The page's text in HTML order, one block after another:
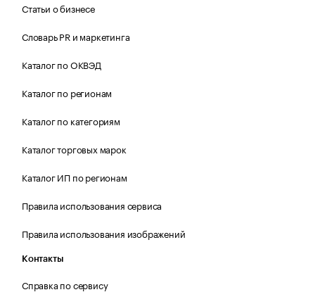
Статьи о бизнесе
Словарь PR и маркетинга
Каталог по ОКВЭД
Каталог по регионам
Каталог по категориям
Каталог торговых марок
Каталог ИП по регионам
Правила использования сервиса
Правила использования изображений
Контакты
Справка по сервису